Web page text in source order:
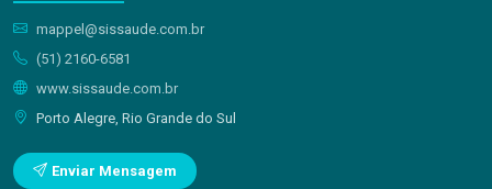
mappel@sissaude.com.br
(51) 2160-6581
www.sissaude.com.br
Porto Alegre, Rio Grande do Sul
Enviar Mensagem